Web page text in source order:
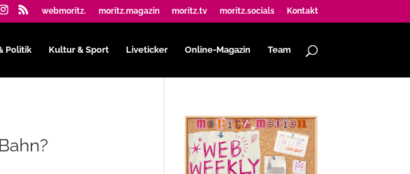
webmoritz. moritz.magazin moritz.tv moritz.socials Kontakt
Politik Kultur & Sport Liveticker Online-Magazin Team